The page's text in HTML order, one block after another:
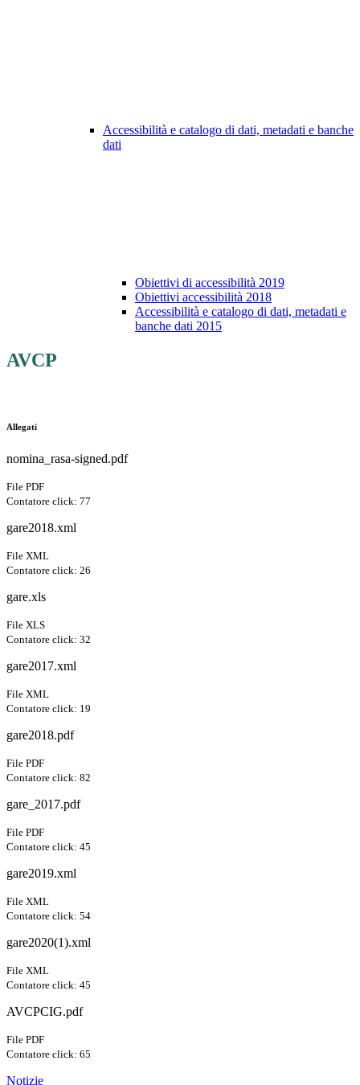
Accessibilità e catalogo di dati, metadati e banche
dati
Obiettivi di accessibilità 2019
Obiettivi accessibilità 2018
Accessibilità e catalogo di dati, metadati e
banche dati 2015
AVCP
Allegati
nomina_rasa-signed.pdf
File PDF
Contatore click: 77
gare2018.xml
File XML
Contatore click: 26
gare.xls
File XLS
Contatore click: 32
gare2017.xml
File XML
Contatore click: 19
gare2018.pdf
File PDF
Contatore click: 82
gare_2017.pdf
File PDF
Contatore click: 45
gare2019.xml
File XML
Contatore click: 54
gare2020(1).xml
File XML
Contatore click: 45
AVCPCIG.pdf
File PDF
Contatore click: 65
Notizie